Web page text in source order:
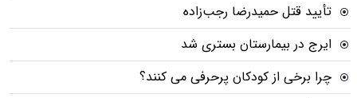
تأیید قتل حمیدرضا رجب‌زاده
ایرج در بیمارستان بستری شد
چرا برخی از کودکان پرحرفی می کنند؟